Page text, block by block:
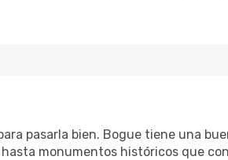
pasarla bien. Bogue tiene una
monumentos históricos que